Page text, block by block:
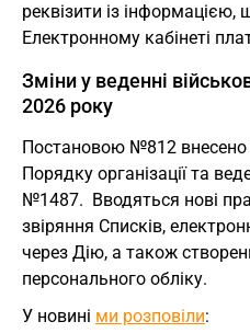
реквізити із
Електронному кабінеті
Зміни у веденні
2026 року
Постановою №812 внесено
Порядку організації та
№1487. Вводяться нові
звіряння Списків,
через Дію, а також
персонального обліку.
У новині ми розповіли: